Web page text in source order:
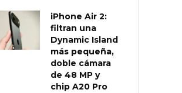
iPhone Air 2:
filtran una
Dynamic Island
más pequeña,
doble cámara
de 48 MP y
chip A20 Pro